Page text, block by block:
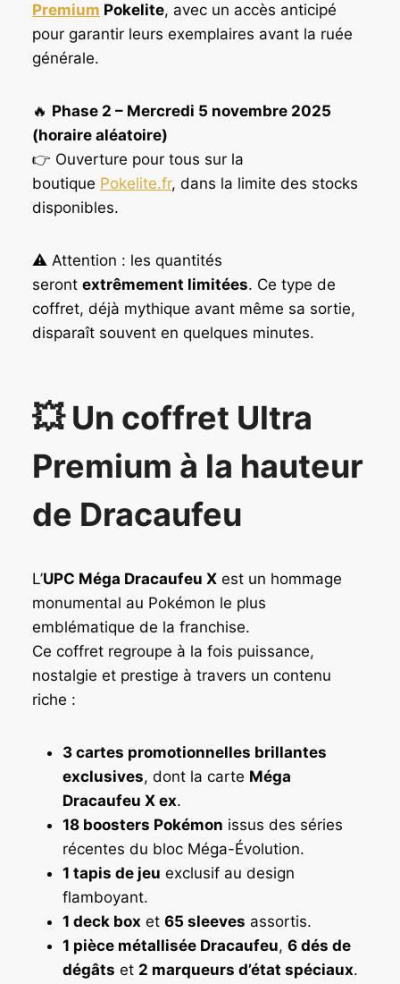
Premium Pokelite, avec un accès anticipé
pour garantir leurs exemplaires avant la ruée
générale.
🔥 Phase 2 – Mercredi 5 novembre 2025
(horaire aléatoire)
👉 Ouverture pour tous sur la
boutique Pokelite.fr, dans la limite des stocks
disponibles.
⚠️ Attention : les quantités
seront extrêmement limitées. Ce type de
coffret, déjà mythique avant même sa sortie,
disparaît souvent en quelques minutes.
💥 Un coffret Ultra
Premium à la hauteur
de Dracaufeu
L’UPC Méga Dracaufeu X est un hommage
monumental au Pokémon le plus
emblématique de la franchise.
Ce coffret regroupe à la fois puissance,
nostalgie et prestige à travers un contenu
riche :
3 cartes promotionnelles brillantes
exclusives, dont la carte Méga
Dracaufeu X ex.
18 boosters Pokémon issus des séries
récentes du bloc Méga-Évolution.
1 tapis de jeu exclusif au design
flamboyant.
1 deck box et 65 sleeves assortis.
1 pièce métallisée Dracaufeu, 6 dés de
dégâts et 2 marqueurs d’état spéciaux.